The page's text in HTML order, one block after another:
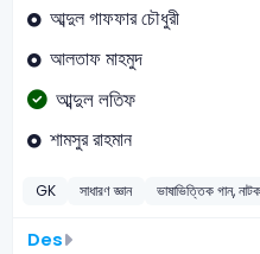
আব্দুল গাফফার চৌধুরী
আলতাফ মাহমুদ
আব্দুল লতিফ
শামসুর রাহমান
GK সাধারণ জ্ঞান ভাষাভিত্তিক গান,
Des